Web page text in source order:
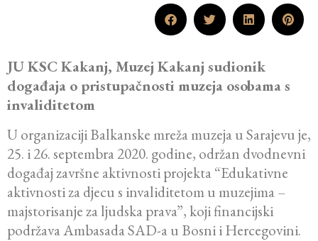
JU KSC Kakanj, Muzej Kakanj sudionik
događaja o pristupačnosti muzeja osobama s
invaliditetom
U organizaciji Balkanske mreža muzeja u Sarajevu je,
25. i 26. septembra 2020. godine, održan dvodnevni
događaj završne aktivnosti projekta “Edukativne
aktivnosti za djecu s invaliditetom u muzejima –
majstorisanje za ljudska prava”, koji financijski
podržava Ambasada SAD-a u Bosni i Hercegovini.